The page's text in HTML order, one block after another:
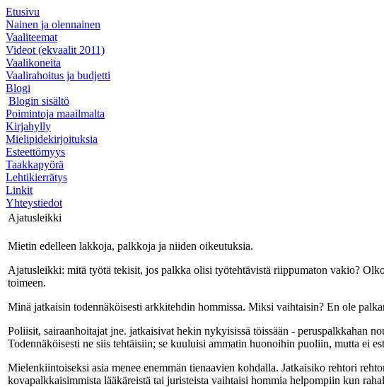
Etusivu
Nainen ja olennainen
Vaaliteemat
Videot (ekvaalit 2011)
Vaalikoneita
Vaalirahoitus ja budjetti
Blogi
Blogin sisältö
Poimintoja maailmalta
Kirjahylly
Mielipidekirjoituksia
Esteettömyys
Taakkapyörä
Lehtikierrätys
Linkit
Yhteystiedot
Ajatusleikki
Mietin edelleen lakkoja, palkkoja ja niiden oikeutuksia.
Ajatusleikki: mitä työtä tekisit, jos palkka olisi työtehtävistä riippumaton vakio?
toimeen.
Minä jatkaisin todennäköisesti arkkitehdin hommissa. Miksi vaihtaisin? En ole
Poliisit, sairaanhoitajat jne. jatkaisivat hekin nykyisissä töissään - peruspalkkahan
Todennäköisesti ne siis tehtäisiin; se kuuluisi ammatin huonoihin puoliin, mutta ei
Mielenkiintoiseksi asia menee enemmän tienaavien kohdalla. Jatkaisiko rehtori
kovapalkkaisimmista lääkäreistä tai juristeista vaihtaisi hommia helpompiin kun